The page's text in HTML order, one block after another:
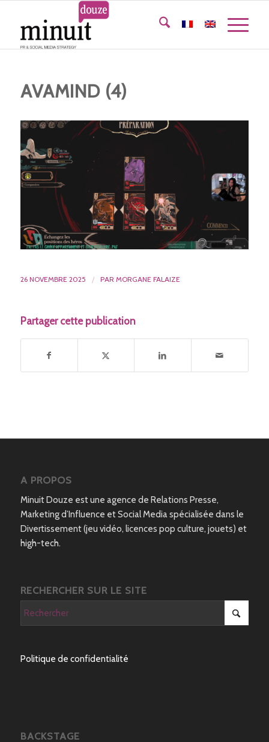
AVAMIND (4)
26 NOVEMBRE 2025 / PAR MORGANE FALAIZE
Partager cette publication
A PROPOS
Minuit Douze est une agence de Relations Presse,
Marketing d’Influence et Social Media spécialisée dans le
Divertissement (jeu vidéo, licences pop culture, jouets) et
high-tech.
RECHERCHER SUR LE SITE
Politique de confidentialité
BACKSTAGE